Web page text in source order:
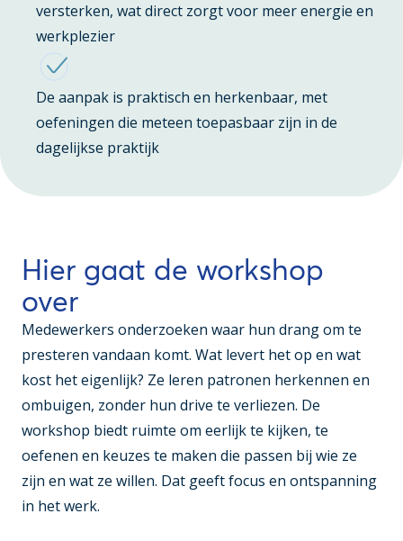
versterken, wat direct zorgt voor meer energie en
werkplezier
De aanpak is praktisch en herkenbaar, met
oefeningen die meteen toepasbaar zijn in de
dagelijkse praktijk
Hier gaat de workshop
over
Medewerkers onderzoeken waar hun drang om te
presteren vandaan komt. Wat levert het op en wat
kost het eigenlijk? Ze leren patronen herkennen en
ombuigen, zonder hun drive te verliezen. De
workshop biedt ruimte om eerlijk te kijken, te
oefenen en keuzes te maken die passen bij wie ze
zijn en wat ze willen. Dat geeft focus en ontspanning
in het werk.